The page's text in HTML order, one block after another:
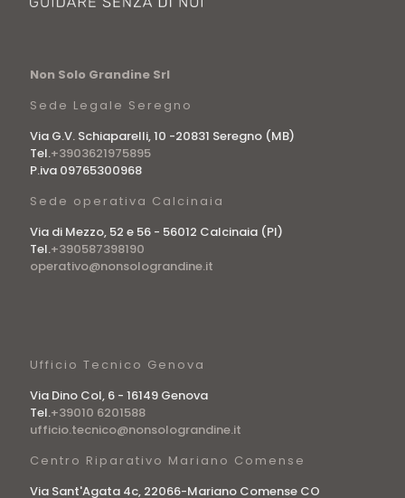
Non Solo Grandine Srl
Sede Legale Seregno
Via G.V. Schiaparelli, 10 -20831 Seregno (MB)
Tel.+3903621975895
P.iva 09765300968
Sede operativa Calcinaia
Via di Mezzo, 52 e 56 - 56012 Calcinaia (PI)
Tel.+390587398190
operativo@nonsolograndine.it
Ufficio Tecnico Genova
Via Dino Col, 6 - 16149 Genova
Tel.+39010 6201588
ufficio.tecnico@nonsolograndine.it
Centro Riparativo Mariano Comense
Via Sant'Agata 4c, 22066-Mariano Comense CO